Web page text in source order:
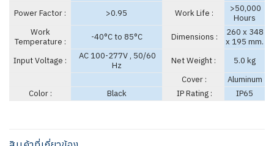
Power Factor : >0.95 Work Life :
>50,000
Hours
Work
Temperature :
-40°C to 85°C Dimensions :
260 x 348
x 195 mm.
Input Voltage :
AC 100-277V , 50/60
Hz
Net Weight :
5.0 kg
Cover :
Aluminum
Color :
Black IP Rating : IP65